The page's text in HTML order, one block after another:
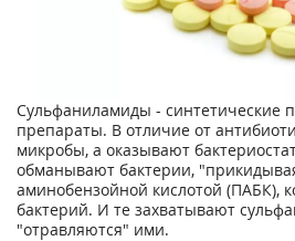
Сульфаниламиды - синтетические
препараты. В отличие от
микробы, а оказывают
обманывают бактерии,
аминобензойной кислотой (ПАБК),
бактерий. И те захватывают
"отравляются" ими.